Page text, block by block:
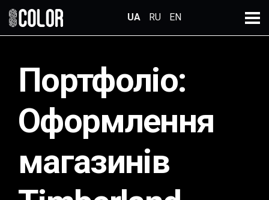
Головна
Про компанію
Портфоліо
UA RU EN
← Всі проекти
Портфоліо:
Оформлення
магазинів